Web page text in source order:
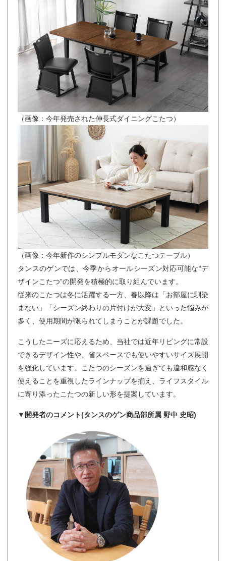
（画像：今年発売された伸長式ダイニングこたつ）
（画像：今年新作のシンプルモダンなこたつテーブル）
タンスのゲンでは、今季からオールシーズン対応可能な“デ
ザインこたつ”の開発を積極的に取り組んでいます。
従来のこたつは冬に活躍する一方、春以降は「お部屋に馴染
まない」「シーズン終わりの片付けが大変」といった悩みが
多く、使用期間が限られてしまうことが課題でした。
こうしたニーズに応えるため、当社では近年リビングに常設
できるデザイン性や、省スペースでも使いやすいサイズ展開
を強化しています。こたつのシーズンを過ぎても違和感なく
使えることを重視したラインナップを揃え、ライフスタイル
に寄り添ったこたつの新しい形を提案しています。
▼開発者のコメント(タンスのゲン商品部所属 野中 史昭)